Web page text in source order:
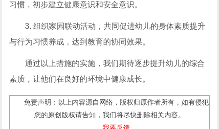
习惯，初步建立健康意识和安全意识。
3. 组织家园联动活动，共同促进幼儿的身体素质提升
与行为习惯养成，达到教育的协同效果。
通过以上措施的实施，我们期待逐步提升幼儿的综合
素质，让他们在良好的环境中健康成长。
免责声明：以上内容源自网络，版权归原作者所有，如有侵犯
您的原创版权请告知，我们将尽快删除相关内容。